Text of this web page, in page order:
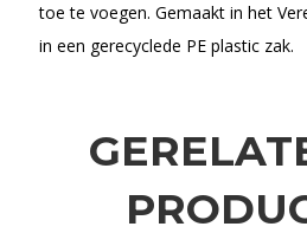
toe te voegen. Gemaakt in het
in een gerecyclede PE plastic zak.